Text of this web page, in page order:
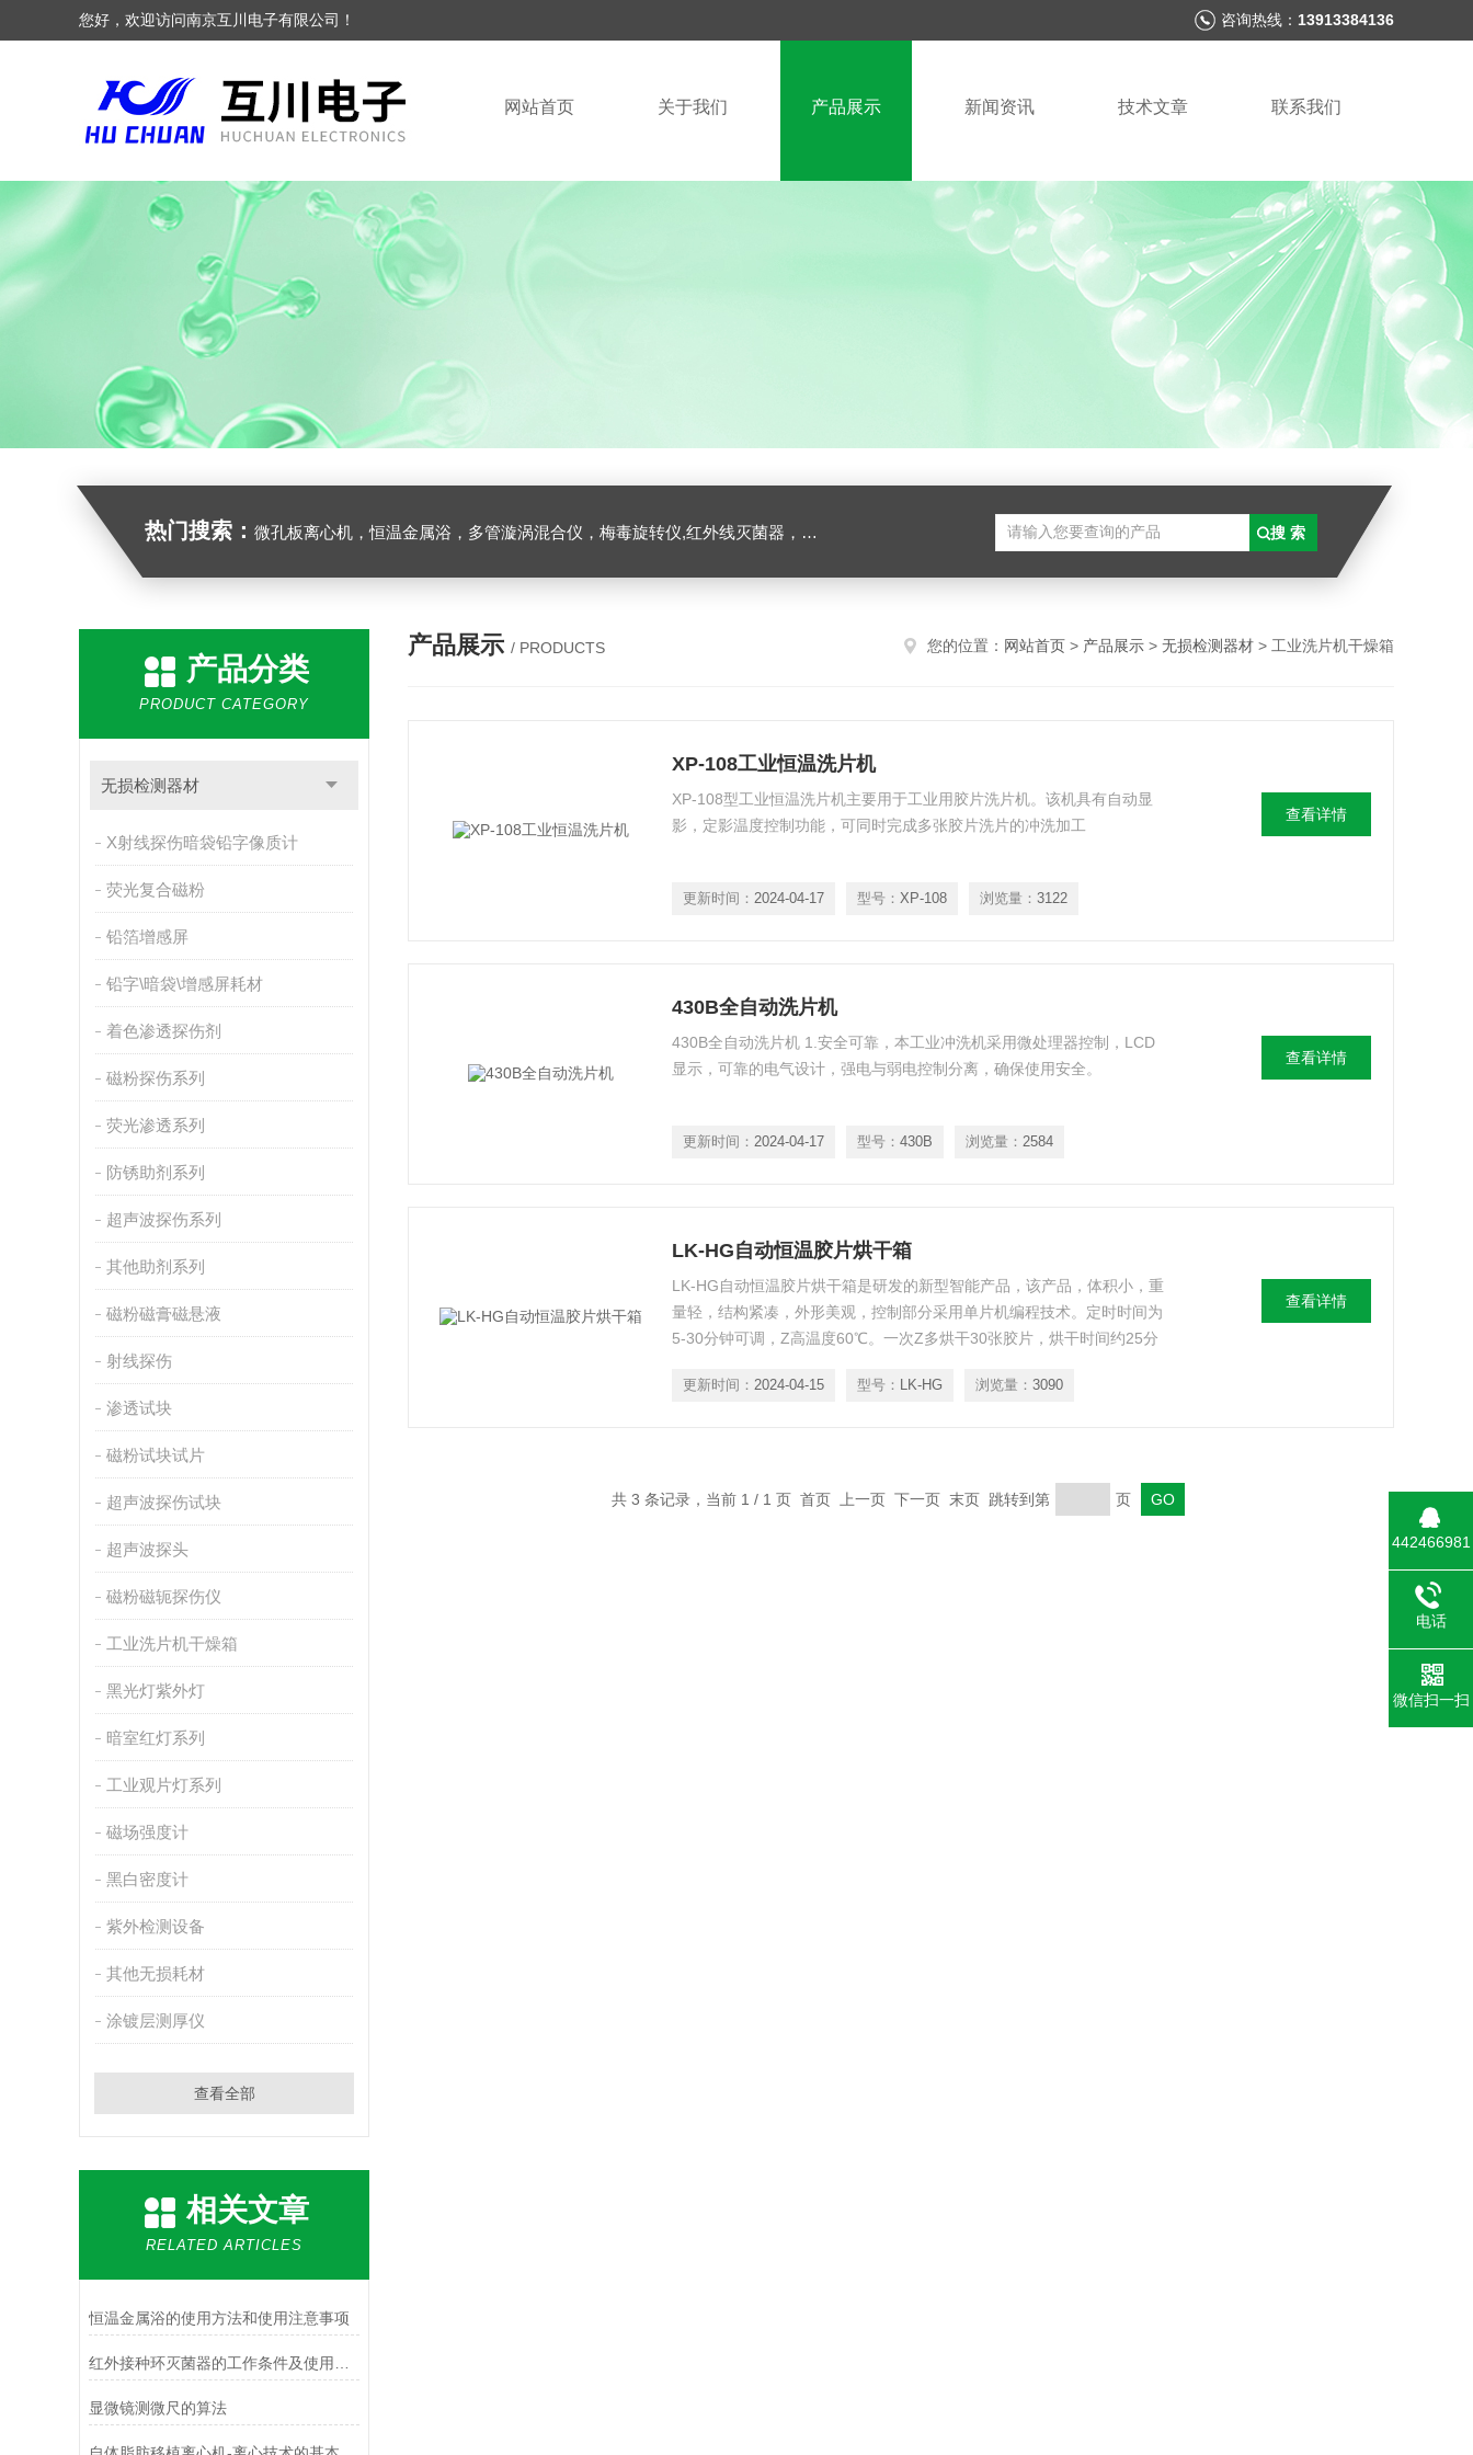
您好，欢迎访问南京互川电子有限公司！ 咨询热线： 13913384136
网站首页 关于我们 产品展示 新闻资讯 技术文章 联系我们
热门搜索： 微孔板离心机，恒温金属浴，多管漩涡混合仪，梅毒旋转仪,红外线灭菌器，微孔板恒温振荡器，恒温混匀仪，水平摇床，牛奶抗生素恒温温育器，细菌内毒素恒温检测仪，PRP凝胶加热机孵育制备器，脂肪注射器离心机，大自血摇床，氮吹仪。
产品分类
PRODUCT CATEGORY
无损检测器材
X射线探伤暗袋铅字像质计
荧光复合磁粉
铅箔增感屏
铅字\暗袋\增感屏耗材
着色渗透探伤剂
磁粉探伤系列
荧光渗透系列
防锈助剂系列
超声波探伤系列
其他助剂系列
磁粉磁膏磁悬液
射线探伤
渗透试块
磁粉试块试片
超声波探伤试块
超声波探头
磁粉磁轭探伤仪
工业洗片机干燥箱
黑光灯紫外灯
暗室红灯系列
工业观片灯系列
磁场强度计
黑白密度计
紫外检测设备
其他无损耗材
涂镀层测厚仪
查看全部
相关文章
RELATED ARTICLES
恒温金属浴的使用方法和使用注意事项
显微镜测微尺的算法
产品展示 / PRODUCTS 您的位置： 网站首页 > 产品展示 > 无损检测器材 > 工业洗片机干燥箱
XP-108工业恒温洗片机
XP-108型工业恒温洗片机主要用于工业用胶片洗片机。该机具有自动显
影，定影温度控制功能，可同时完成多张胶片洗片的冲洗加工
更新时间： 2024-04-17 型号： XP-108 浏览量： 3122
查看详情
430B全自动洗片机
430B全自动洗片机 1.安全可靠，本工业冲洗机采用微处理器控制，LCD
显示，可靠的电气设计，强电与弱电控制分离，确保使用安全。
更新时间： 2024-04-17 型号： 430B 浏览量： 2584
查看详情
LK-HG自动恒温胶片烘干箱
LK-HG自动恒温胶片烘干箱是研发的新型智能产品，该产品，体积小，重
量轻，结构紧凑，外形美观，控制部分采用单片机编程技术。定时时间为
5-30分钟可调，Z高温度60℃。一次Z多烘干30张胶片，烘干时间约25分
更新时间： 2024-04-15 型号： LK-HG 浏览量： 3090
查看详情
共 3 条记录，当前 1 / 1 页 首页 上一页 下一页 末页 跳转到第 页
442466981
电话
微信扫一扫